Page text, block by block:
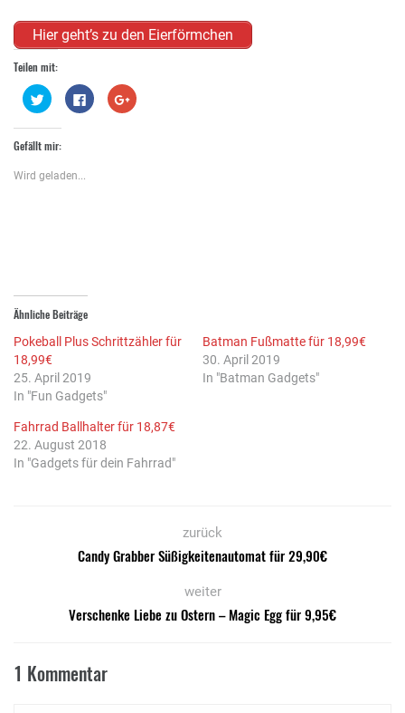
Hier geht’s zu den Eierförmchen
Teilen mit:
Klick,
um
Twitter
zu
teilen
in
neuem
Klick,
um
Zum
Teilen
Gefällt mir:
Wird geladen...
Ähnliche Beiträge
Pokeball Plus Schrittzähler für
18,99€
25. April 2019
In "Fun Gadgets"
Batman Fußmatte für 18,99€
30. April 2019
In "Batman Gadgets"
Fahrrad Ballhalter für 18,87€
22. August 2018
In "Gadgets für dein Fahrrad"
zurück
Candy Grabber Süßigkeitenautomat für 29,90€
weiter
Verschenke Liebe zu Ostern – Magic Egg für 9,95€
1 Kommentar